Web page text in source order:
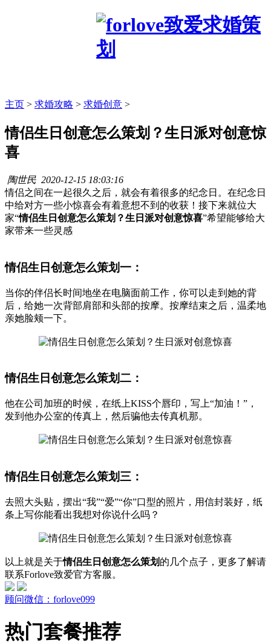
主页 > 求婚攻略 > 求婚创意 >
情侣生日创意怎么策划？生日派对创意惊
喜
陶世民 2020-12-15 18:03:16
情侣之间在一起很久之后，就会有着很多的纪念日。在纪念日
中给对方一些小惊喜会有着意想不到的收获！接下来就位大
家“情侣生日创意怎么策划？生日派对创意惊喜”希望能够给大
家带来一些灵感
情侣生日创意怎么策划一：
当你的伴侣长时间地坐在电脑面前工作，你可以走到她的背
后，给她一次背部肩部和头部的按摩。按摩结束之后，温柔地
亲她脸颊一下。
情侣生日创意怎么策划二：
他在公司加班的时候，在纸上KISS个唇印，写上“加油！”，
发到他办公室的传真上，然后骗他去传真机那。
情侣生日创意怎么策划三：
去照大头贴，摆出“我”“爱”“你”口型的照片，用信封装好，纸
条上写你能看出我想对你说什么吗？
以上就是关于情侣生日创意怎么策划 的几个点子，更多了解请
联系Forlove致爱官方客服。
顾问微信：forlove099
热门套餐推荐